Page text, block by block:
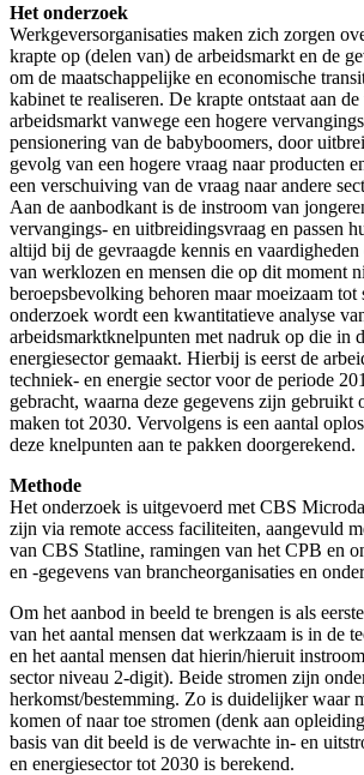
Het onderzoek
Werkgeversorganisaties maken zich zorgen
krapte op (delen van) de arbeidsmarkt en de
om de maatschappelijke en economische
kabinet te realiseren. De krapte ontstaat aan
arbeidsmarkt vanwege een hogere
pensionering van de babyboomers, door
gevolg van een hogere vraag naar producten
een verschuiving van de vraag naar andere
Aan de aanbodkant is de instroom van
vervangings- en uitbreidingsvraag en passen
altijd bij de gevraagde kennis en
van werklozen en mensen die op dit moment
beroepsbevolking behoren maar moeizaam tot
onderzoek wordt een kwantitatieve analyse
arbeidsmarktknelpunten met nadruk op die in
energiesector gemaakt. Hierbij is eerst de
techniek- en energie sector voor de periode
gebracht, waarna deze gegevens zijn gebruikt
maken tot 2030. Vervolgens is een aantal
deze knelpunten aan te pakken doorgerekend.
Methode
Het onderzoek is uitgevoerd met CBS
zijn via remote access faciliteiten, aangevuld
van CBS Statline, ramingen van het CPB en
en -gegevens van brancheorganisaties en
Om het aanbod in beeld te brengen is als
van het aantal mensen dat werkzaam is in de
en het aantal mensen dat hierin/hieruit
sector niveau 2-digit). Beide stromen zijn
herkomst/bestemming. Zo is duidelijker waar
komen of naar toe stromen (denk aan
basis van dit beeld is de verwachte in- en
en energiesector tot 2030 is berekend.